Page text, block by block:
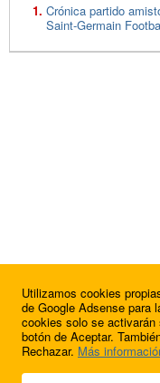
Crónica partido
Saint-Germain
© 2009 - 2026 Soluciones
Utilizamos cookies
de Google Adsense para
cookies solo se
botón de Aceptar.
Rechazar. Más